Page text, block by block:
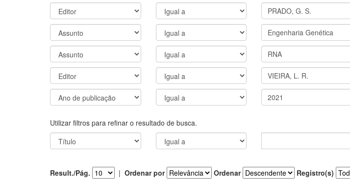
Utilizar filtros para refinar o resultado de busca.
Result./Pág. | Ordenar por Ordenar Registro(s)